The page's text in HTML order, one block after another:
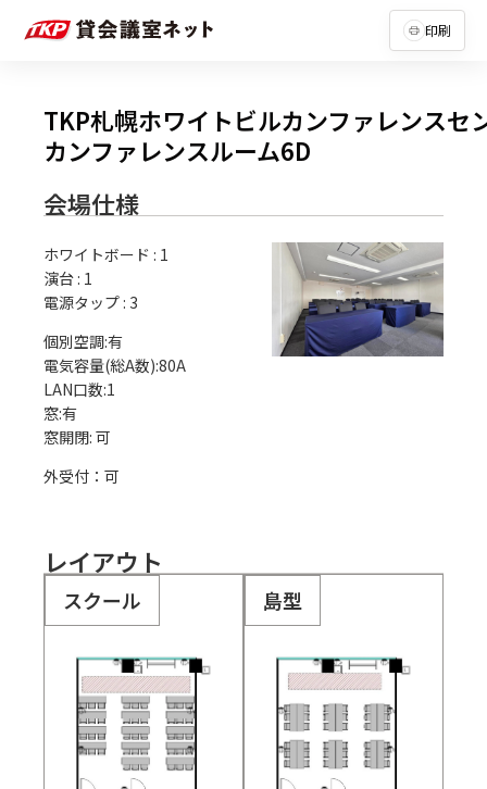
印刷
TKP札幌ホワイトビルカンファレンスセ
カンファレンスルーム6D
会場仕様
ホワイトボード : 1
演台 : 1
電源タップ : 3
個別空調:有
電気容量(総A数):80A
LAN口数:1
窓:有
外受付：可
レイアウト
スクール 島型